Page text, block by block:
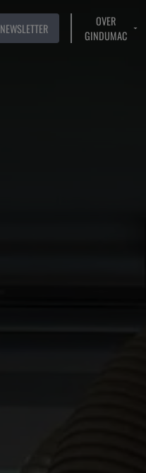
NEWSLETTER
OVER
GINDUMAC